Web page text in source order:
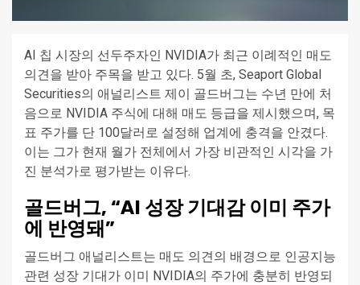
AI 칩 시장의 선두주자인 NVIDIA가 최근 이례적인 매도
의견을 받아 주목을 받고 있다. 5월 초, Seaport Global
Securities의 애널리스트 제이 골드버그는 수년 만에 처
음으로 NVIDIA 주식에 대해 매도 등급을 제시했으며, 목
표 주가를 단 100달러로 설정해 업계에 충격을 안겼다.
이는 그가 현재 월가 전체에서 가장 비관적인 시각을 가
진 분석가로 평가받는 이유다.
골드버그, “AI 성장 기대감 이미 주가
에 반영돼”
골드버그 애널리스트는 매도 의견의 배경으로 인공지능
관련 성장 기대가 이미 NVIDIA의 주가에 충분히 반영되